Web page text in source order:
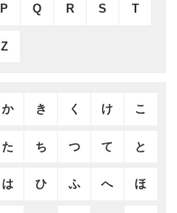
P Q R S T
Z
か き く け こ
た ち つ て と
は ひ ふ へ ほ